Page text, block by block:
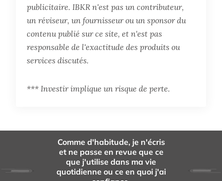
publicitaire. IBKR n'est pas un contributeur,
un réviseur, un fournisseur ou un sponsor du
contenu publié sur ce site, et n'est pas
responsable de l'exactitude des produits ou
services discutés.
*** Investir implique un risque de perte.
Comme d'habitude, je n'écris
et ne passe en revue que ce
que j'utilise dans ma vie
quotidienne ou ce en quoi j'ai